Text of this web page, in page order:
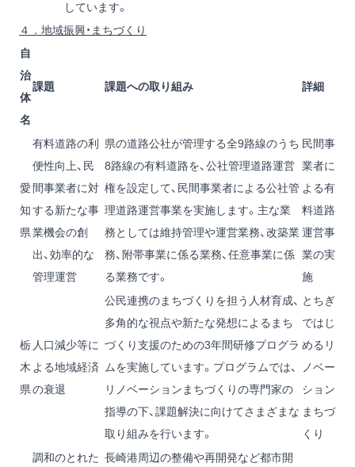
しています。
４．地域振興・まちづくり
自
治
体
名
課題 課題への取り組み 詳細
愛
知
県
有料道路の利
便性向上、民
間事業者に対
する新たな事
業機会の創
出、効率的な
管理運営
県の道路公社が管理する全9路線のうち
8路線の有料道路を、公社管理道路運営
権を設定して、民間事業者による公社管
理道路運営事業を実施します。主な業
務としては維持管理や運営業務、改築業
務、附帯事業に係る業務、任意事業に係
る業務です。
民間事
業者に
よる有
料道路
運営事
業の実
施
栃
木
県
人口減少等に
よる地域経済
の衰退
公民連携のまちづくりを担う人材育成、
多角的な視点や新たな発想によるまち
づくり支援のための3年間研修プログラ
ムを実施しています。プログラムでは、
リノベーションまちづくりの専門家の
指導の下、課題解決に向けてさまざまな
取り組みを行います。
とちぎ
ではじ
めるリ
ノベー
ション
まちづ
くり
調和のとれた 長崎港周辺の整備や再開発など都市開